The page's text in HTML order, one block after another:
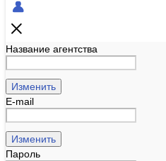
Название агентства
Изменить
E-mail
Изменить
Пароль